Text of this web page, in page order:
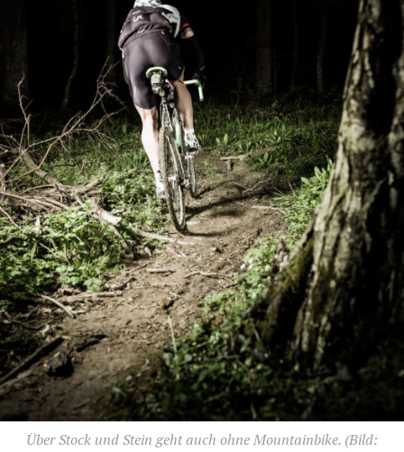
Über Stock und Stein geht auch ohne Mountainbike. (Bild: